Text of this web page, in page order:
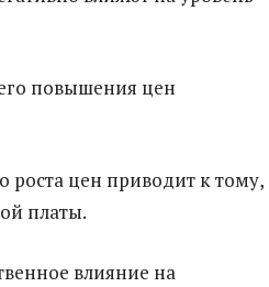
повышения цен
цен приводит к тому,
платы.
влияние на